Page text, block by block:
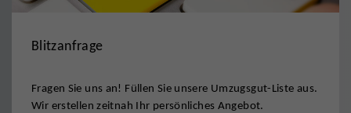
Blitzanfrage
Fragen Sie uns an! Füllen Sie unsere Umzugsgut-Liste aus.
Wir erstellen zeitnah Ihr persönliches Angebot.